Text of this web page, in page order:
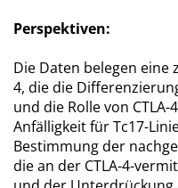
Perspektiven:
Die Daten belegen eine
4, die die
und die Rolle von
Anfälligkeit für Tc17-
Bestimmung der
die an der CTLA-4-